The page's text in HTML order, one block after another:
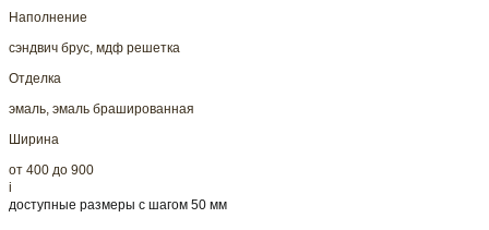
Наполнение
сэндвич брус, мдф решетка
Отделка
эмаль, эмаль брашированная
Ширина
от 400 до 900
i
доступные размеры с шагом 50 мм